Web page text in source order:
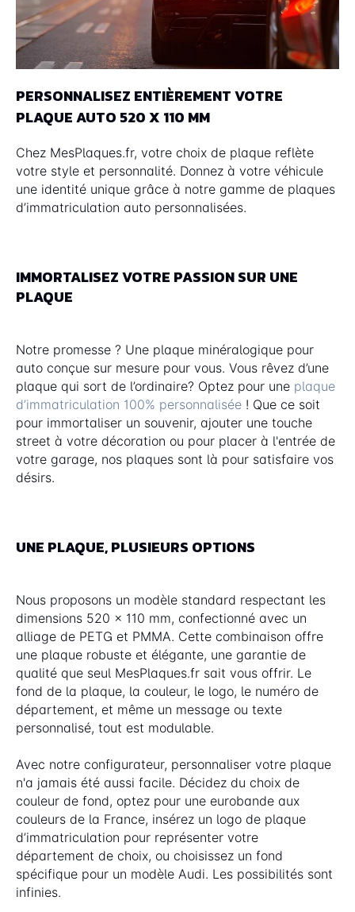
PERSONNALISEZ ENTIÈREMENT VOTRE
PLAQUE AUTO 520 X 110 MM
Chez MesPlaques.fr, votre choix de plaque reflète
votre style et personnalité. Donnez à votre véhicule
une identité unique grâce à notre gamme de plaques
d’immatriculation auto personnalisées.
IMMORTALISEZ VOTRE PASSION SUR UNE
PLAQUE
Notre promesse ? Une plaque minéralogique pour
auto conçue sur mesure pour vous. Vous rêvez d’une
plaque qui sort de l’ordinaire? Optez pour une plaque
d’immatriculation 100% personnalisée ! Que ce soit
pour immortaliser un souvenir, ajouter une touche
street à votre décoration ou pour placer à l'entrée de
votre garage, nos plaques sont là pour satisfaire vos
désirs.
UNE PLAQUE, PLUSIEURS OPTIONS
Nous proposons un modèle standard respectant les
dimensions 520 x 110 mm, confectionné avec un
alliage de PETG et PMMA. Cette combinaison offre
une plaque robuste et élégante, une garantie de
qualité que seul MesPlaques.fr sait vous offrir. Le
fond de la plaque, la couleur, le logo, le numéro de
département, et même un message ou texte
personnalisé, tout est modulable.
Avec notre configurateur, personnaliser votre plaque
n'a jamais été aussi facile. Décidez du choix de
couleur de fond, optez pour une eurobande aux
couleurs de la France, insérez un logo de plaque
d’immatriculation pour représenter votre
département de choix, ou choisissez un fond
spécifique pour un modèle Audi. Les possibilités sont
infinies.